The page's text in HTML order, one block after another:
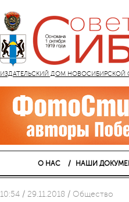
ИЗДАТЕЛЬСКИЙ ДОМ НОВОСИБИРСКОЙ
О НАС НАШИ
10:54 / 29.11.2018 / Общество